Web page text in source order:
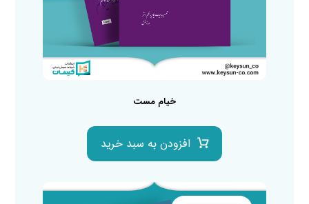
خیام مست
افزودن به سبد خرید